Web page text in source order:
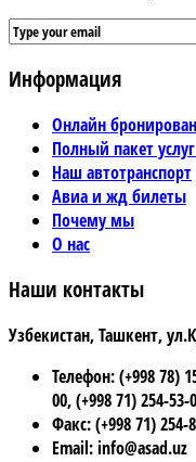
Информация
Онлайн
Полный пакет
Наш автотранспорт
Авиа и жд билеты
Почему мы
О нас
Наши контакты
Узбекистан, Ташкент,
Телефон: (+998 78)
00, (+998 71) 254-53-
Факс: (+998 71) 254-
Email: info@asad.uz